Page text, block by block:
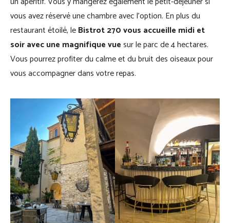
vous avez réservé une chambre avec l’option. En plus du
restaurant étoilé, leBistrot 270 vous accueille midi et
soir avec une magnifique vuesur le parc de 4 hectares.
Vous pourrez profiter du calme et du bruit des oiseaux pour
vous accompagner dans votre repas.